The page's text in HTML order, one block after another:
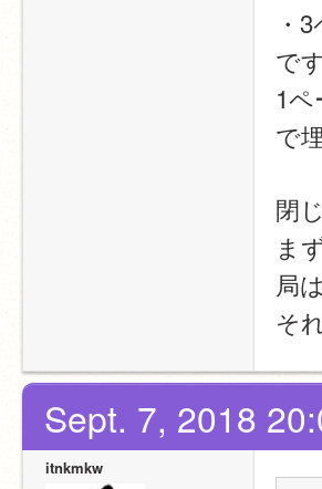
・
です
1
で
閉
ま
局
そ
Sept. 7, 2018
itnkmkw